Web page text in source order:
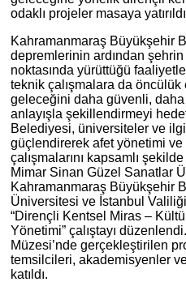
odaklı projeler masaya
Kahramanmaraş Büyükşehir
depremlerinin ardından
noktasında yürüttüğü
teknik çalışmalara da
geleceğini daha güvenli,
anlayışla şekillendirmeyi
Belediyesi, üniversiteler ve
güçlendirerek afet yönetimi
çalışmalarını kapsamlı
Mimar Sinan Güzel Sanatlar
Kahramanmaraş Büyükşehir
Üniversitesi ve İstanbul
“Dirençli Kentsel Miras –
Yönetimi” çalıştayı
Müzesi’nde gerçekleştirilen
temsilcileri, akademisyenler
katıldı.